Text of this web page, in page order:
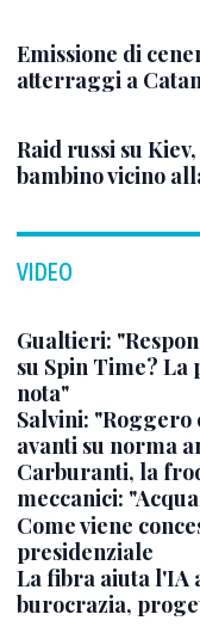
Emissione di
atterraggi a
Raid russi su
bambino vicino
VIDEO
Gualtieri:
su Spin Time? La
nota"
Salvini: "Roggero
avanti su norma
Carburanti, la
meccanici:
Come viene
presidenziale
La fibra aiuta l'IA
burocrazia,